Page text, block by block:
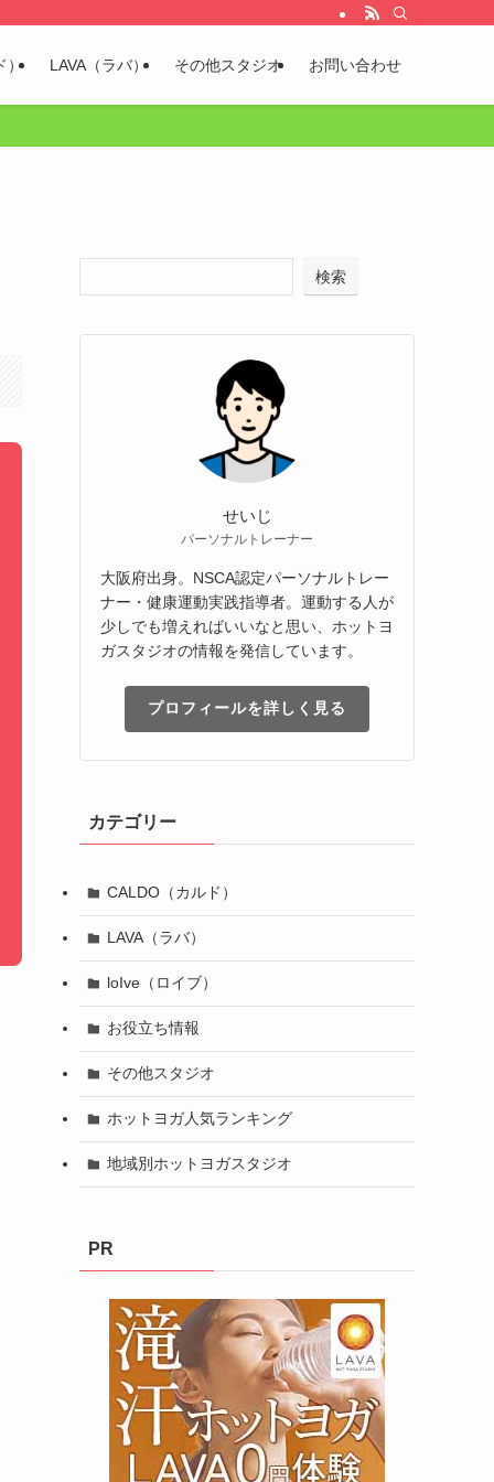
） LAVA（ラバ） その他スタジオ お問い合わせ
検索
せいじ
パーソナルトレーナー
大阪府出身。NSCA認定パーソナルトレー
ナー・健康運動実践指導者。運動する人が
少しでも増えればいいなと思い、ホットヨ
ガスタジオの情報を発信しています。
プロフィールを詳しく見る
カテゴリー
CALDO（カルド）
LAVA（ラバ）
loIve（ロイブ）
お役立ち情報
その他スタジオ
ホットヨガ人気ランキング
地域別ホットヨガスタジオ
PR